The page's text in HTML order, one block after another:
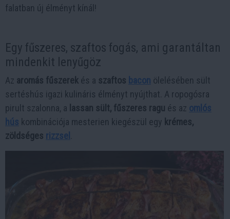
falatban új élményt kínál!
Egy fűszeres, szaftos fogás, ami garantáltan
mindenkit lenyűgöz
Az aromás fűszerek és a szaftos bacon ölelésében sült
sertéshús igazi kulináris élményt nyújthat. A ropogósra
pirult szalonna, a lassan sült, fűszeres ragu és az omlós
hús kombinációja mesterien kiegészül egy krémes,
zöldséges rizzsel